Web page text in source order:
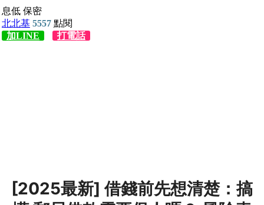
[2025最新] 借錢前先想清楚：搞